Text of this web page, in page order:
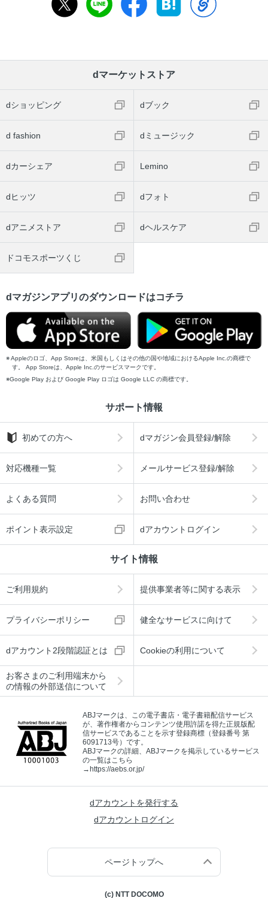
dマーケットストア
dショッピング dブック
d fashion dミュージック
dカーシェア Lemino
dヒッツ dフォト
dアニメストア dヘルスケア
ドコモスポーツくじ
dマガジンアプリのダウンロードはコチラ
Appleのロゴ、App Storeは、米国もしくはその他の国や地域におけるApple Inc.の商標で
す。 App Storeは、Apple Inc.のサービスマークです。
Google Play および Google Play ロゴは Google LLC の商標です。
サポート情報
初めての方へ dマガジン会員登録/解除
対応機種一覧 メールサービス登録/解除
よくある質問 お問い合わせ
ポイント表示設定 dアカウントログイン
サイト情報
ご利用規約 提供事業者等に関する表示
プライバシーポリシー 健全なサービスに向けて
dアカウント2段階認証とは Cookieの利用について
お客さまのご利用端末から
の情報の外部送信について
ABJマークは、この電子書店・電子書籍配信サービス
が、著作権者からコンテンツ使用許諾を得た正規版配
信サービスであることを示す登録商標（登録番号 第
6091713号）です。
ABJマークの詳細、ABJマークを掲示しているサービス
の一覧はこちら
→https://aebs.or.jp/
dアカウントを発行する
dアカウントログイン
ページトップへ
(c) NTT DOCOMO